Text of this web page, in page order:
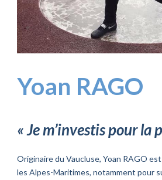
Yoan RAGO
« Je m’investis pour la
Originaire du Vaucluse, Yoan RAGO
les Alpes-Maritimes, notamment pour